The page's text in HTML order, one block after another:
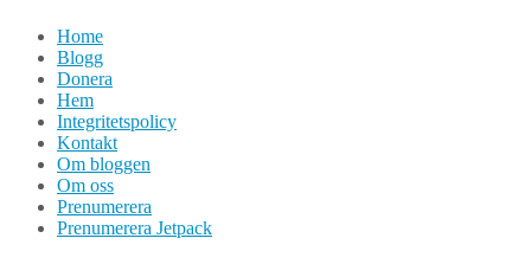
Hoppa
innehåll
Home
Blogg
Donera
Hem
Integritetspolicy
Kontakt
Om bloggen
Om oss
Prenumerera
Prenumerera Jetpack